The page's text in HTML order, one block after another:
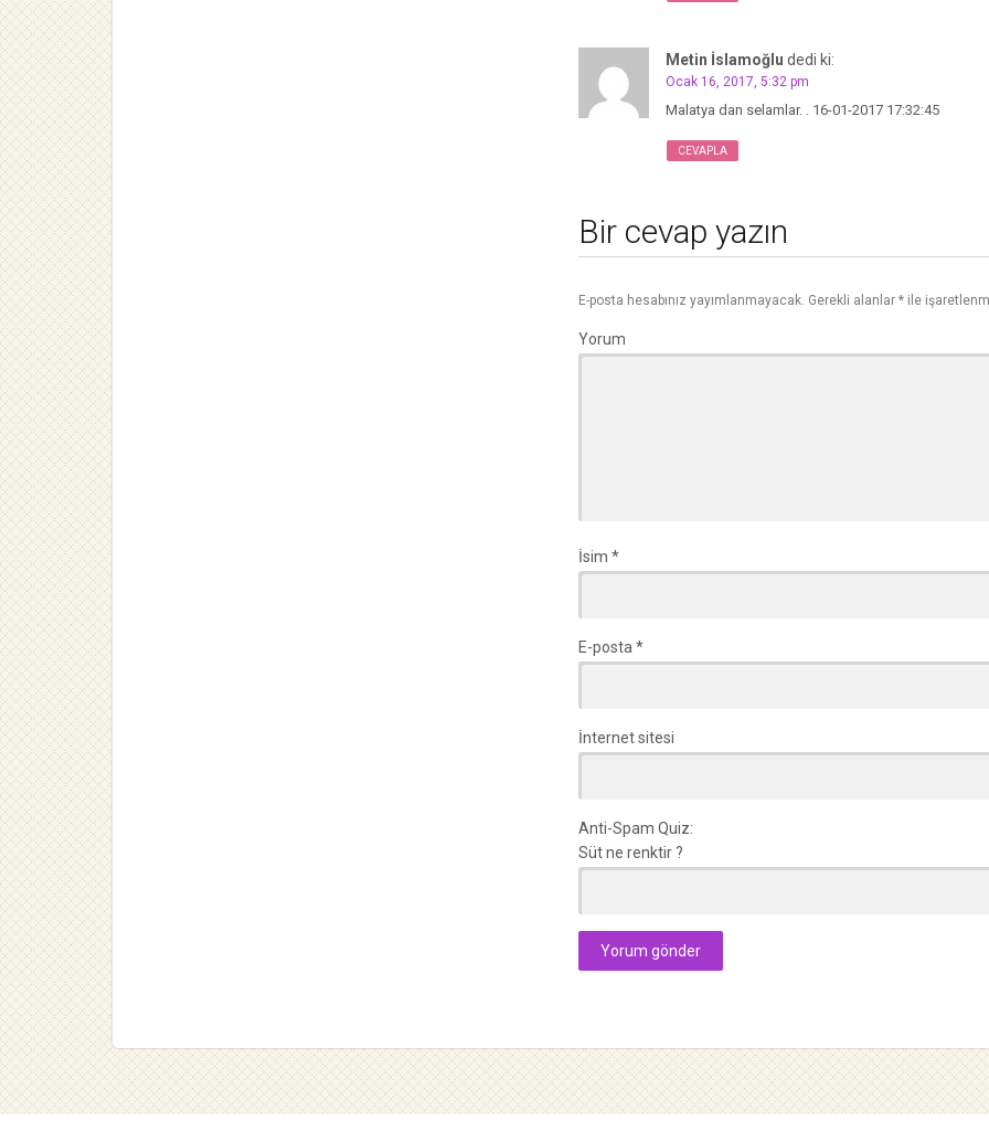
Metin İslamoğlu dedi ki:
Ocak 16, 2017, 5:32 pm
Malatya dan selamlar. . 16-01-2017 17:32:45
CEVAPLA
Bir cevap yazın
E-posta hesabınız yayımlanmayacak. Gerekli alanlar* ile
Yorum
İsim*
E-posta*
İnternet sitesi
Anti-Spam Quiz:
Süt ne renktir ?